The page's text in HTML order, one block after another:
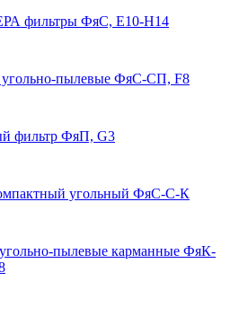
фильтры ФяС, E10-H14
пылевые ФяС-СП, F8
фильтр ФяП, G3
угольный ФяС-С-К
пылевые карманные ФяК-